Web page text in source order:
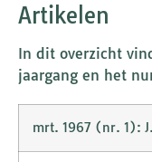
Artikelen
In dit overzicht
jaargang en het
mrt. 1967 (nr. 1):